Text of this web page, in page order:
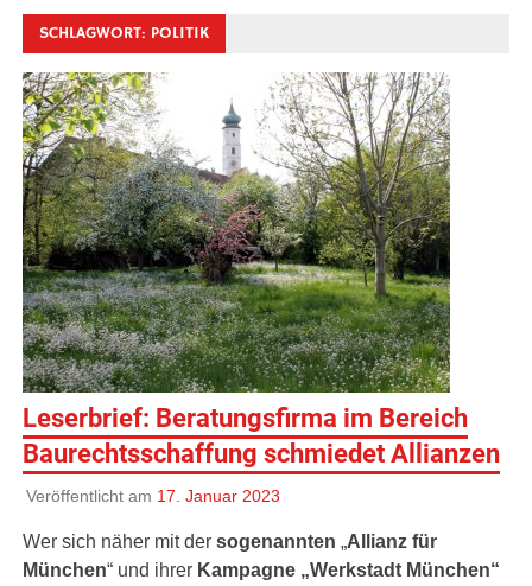
SCHLAGWORT: POLITIK
Leserbrief: Beratungsfirma im Bereich
Baurechtsschaffung schmiedet Allianzen
Veröffentlicht am 17. Januar 2023
Wer sich näher mit dersogenannten„Allianz für
München“ und ihrer Kampagne „Werkstadt München“